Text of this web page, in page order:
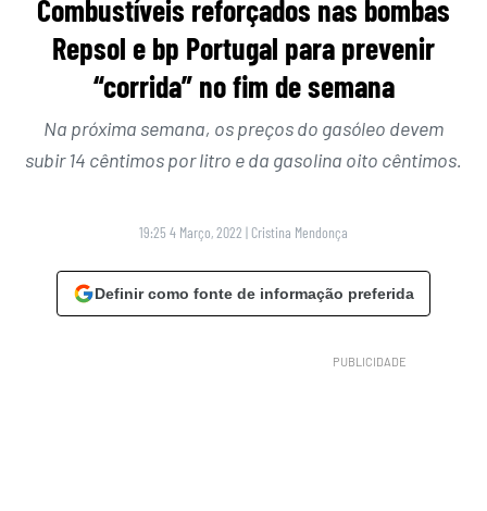
Combustíveis reforçados nas bombas
Repsol e bp Portugal para prevenir
“corrida” no fim de semana
Na próxima semana, os preços do gasóleo devem
subir 14 cêntimos por litro e da gasolina oito cêntimos.
19:25 4 Março, 2022 | Cristina Mendonça
Definir como fonte de informação preferida